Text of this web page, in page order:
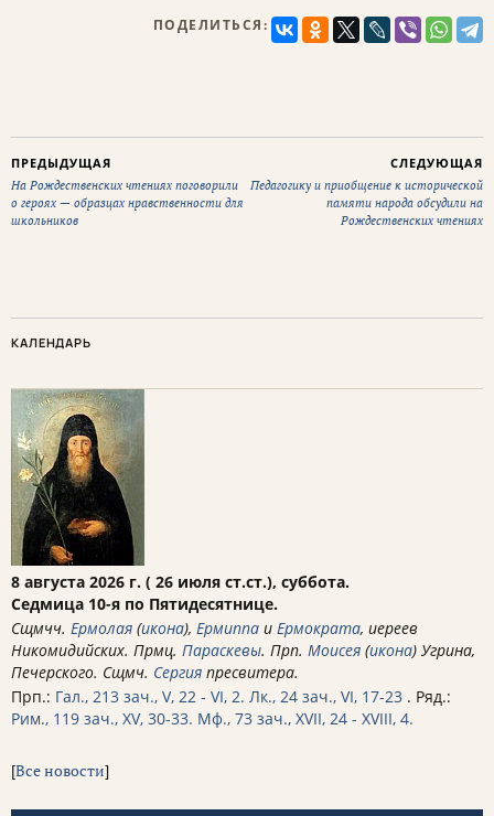
ПОДЕЛИТЬСЯ:
ПРЕДЫДУЩАЯ
На Рождественских чтениях поговорили
о героях — образцах нравственности для
школьников
СЛЕДУЮЩАЯ
Педагогику и приобщение к исторической
памяти народа обсудили на
Рождественских чтениях
КАЛЕНДАРЬ
8 августа 2026 г. ( 26 июля ст.ст.), суббота.
Седмица 10-я по Пятидесятнице.
Сщмчч. Ермолая (икона), Ермиппа и Ермократа, иереев
Никомидийских. Прмц. Параскевы. Прп. Моисея (икона) Угрина,
Печерского. Сщмч. Сергия пресвитера.
Прп.: Гал., 213 зач., V, 22 - VI, 2. Лк., 24 зач., VI, 17-23 . Ряд.:
Рим., 119 зач., XV, 30-33. Мф., 73 зач., XVII, 24 - XVIII, 4.
[Все новости]